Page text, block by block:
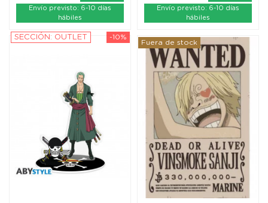
Envío previsto: 6-10 días
hábiles
Envío previsto: 6-10 días
hábiles
-10%
SECCIÓN: OUTLET
Fuera de stock